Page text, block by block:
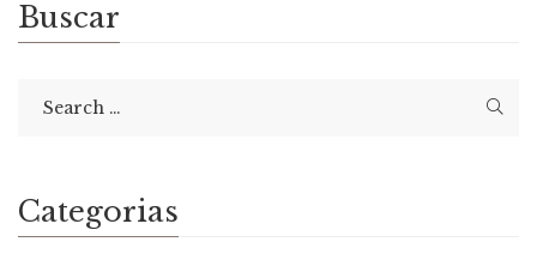
Buscar
Categorias